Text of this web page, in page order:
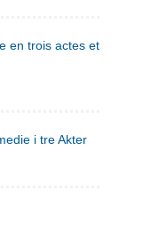
en trois actes et en vers
i tre Akter